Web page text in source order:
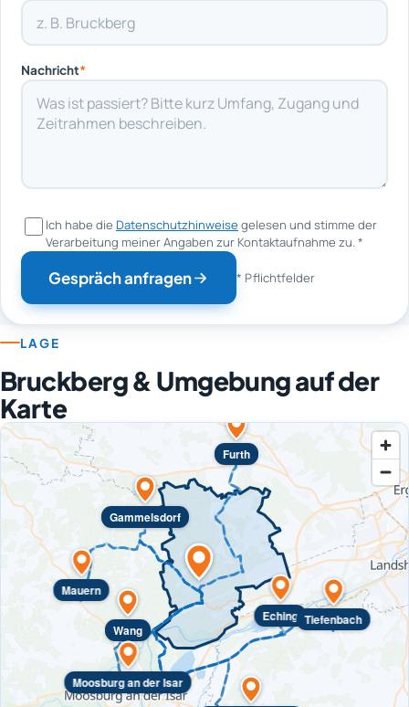
Nachricht*
Ich habe die Datenschutzhinweise gelesen und stimme der
Verarbeitung meiner Angaben zur Kontaktaufnahme zu.*
Gespräch anfragen * Pflichtfelder
LAGE
Bruckberg & Umgebung auf der
Karte
Gammelsdorf
Wang
Eching
Mauern
Moosburg an der Isar
Furth
Tiefenbach